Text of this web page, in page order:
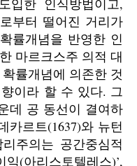
입한 인식방법이고,
부터 떨어진 거리가
률개념을 반영한 인
마르크스주 의적 대
률개념에 의존한 것
이라 할 수 있다. 그
데 공 동선이 결여하
카르트(1637)와 뉴턴
주의는 공간중심적
익(아리스토텔레스)’,